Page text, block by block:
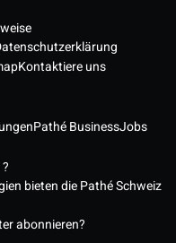
Kontaktiere uns
Pathé BusinessJobs
bieten die Pathé Schweiz
abonnieren?